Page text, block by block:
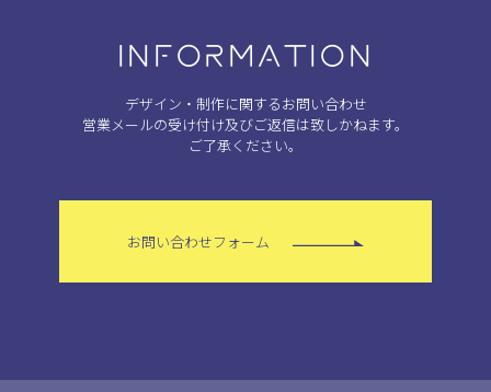
INFORMATION
デザイン・制作に関するお問い合わせ
営業メールの受け付け及びご返信は致しかねます。
ご了承ください。
お問い合わせフォーム